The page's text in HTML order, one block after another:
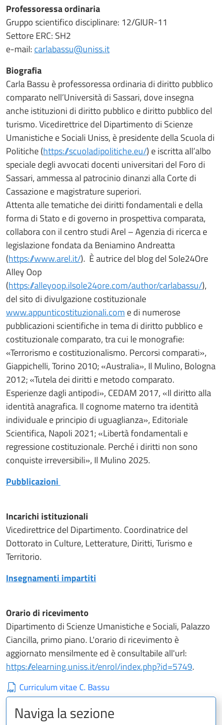
Professoressa ordinaria
Gruppo scientifico disciplinare: 12/GIUR-11
Settore ERC: SH2
e-mail: carlabassu@uniss.it
Biografia
Carla Bassu è professoressa ordinaria di diritto pubblico
comparato nell’Università di Sassari, dove insegna
anche istituzioni di diritto pubblico e diritto pubblico del
turismo. Vicedirettrice del Dipartimento di Scienze
Umanistiche e Sociali Uniss, è presidente della Scuola di
Politiche (https://scuoladipolitiche.eu/) e iscritta all’albo
speciale degli avvocati docenti universitari del Foro di
Sassari, ammessa al patrocinio dinanzi alla Corte di
Cassazione e magistrature superiori.
Attenta alle tematiche dei diritti fondamentali e della
forma di Stato e di governo in prospettiva comparata,
collabora con il centro studi Arel – Agenzia di ricerca e
legislazione fondata da Beniamino Andreatta
(https://www.arel.it/). È autrice del blog del Sole24Ore
Alley Oop
(https://alleyoop.ilsole24ore.com/author/carlabassu/),
del sito di divulgazione costituzionale
www.appunticostituzionali.com e di numerose
pubblicazioni scientifiche in tema di diritto pubblico e
costituzionale comparato, tra cui le monografie:
«Terrorismo e costituzionalismo. Percorsi comparati»,
Giappichelli, Torino 2010; «Australia», Il Mulino, Bologna
2012; «Tutela dei diritti e metodo comparato.
Esperienze dagli antipodi», CEDAM 2017, «Il diritto alla
identità anagrafica. Il cognome materno tra identità
individuale e principio di uguaglianza», Editoriale
Scientifica, Napoli 2021; «Libertà fondamentali e
regressione costituzionale. Perché i diritti non sono
conquiste irreversibili», Il Mulino 2025.
Pubblicazioni
Incarichi istituzionali
Vicedirettrice del Dipartimento. Coordinatrice del
Dottorato in Culture, Letterature, Diritti, Turismo e
Territorio.
Insegnamenti impartiti
Orario di ricevimento
Dipartimento di Scienze Umanistiche e Sociali, Palazzo
Ciancilla, primo piano. L'orario di ricevimento è
aggiornato mensilmente ed è consultabile all'url:
https://elearning.uniss.it/enrol/index.php?id=5749.
Curriculum vitae C. Bassu
Naviga la sezione